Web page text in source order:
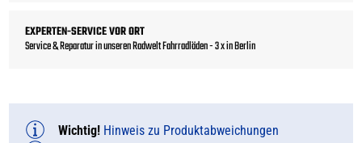
EXPERTEN-SERVICE VOR ORT
Service & Reparatur in unseren Radwelt Fahrradläden - 3 x in Berlin
Wichtig! Hinweis zu Produktabweichungen